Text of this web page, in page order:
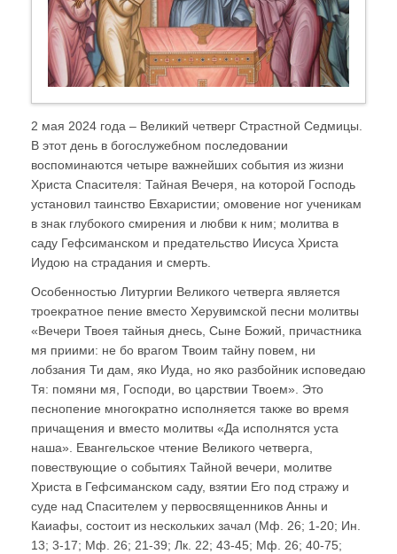
2 мая 2024 года – Великий четверг Страстной Седмицы.
В этот день в богослужебном последовании
воспоминаются четыре важнейших события из жизни
Христа Спасителя: Тайная Вечеря, на которой Господь
установил таинство Евхаристии; омовение ног ученикам
в знак глубокого смирения и любви к ним; молитва в
саду Гефсиманском и предательство Иисуса Христа
Иудою на страдания и смерть.
Особенностью Литургии Великого четверга является
троекратное пение вместо Херувимской песни молитвы
«Вечери Твоея тайныя днесь, Сыне Божий, причастника
мя приими: не бо врагом Твоим тайну повем, ни
лобзания Ти дам, яко Иуда, но яко разбойник исповедаю
Тя: помяни мя, Господи, во царствии Твоем». Это
песнопение многократно исполняется также во время
причащения и вместо молитвы «Да исполнятся уста
наша». Евангельское чтение Великого четверга,
повествующие о событиях Тайной вечери, молитве
Христа в Гефсиманском саду, взятии Его под стражу и
суде над Спасителем у первосвященников Анны и
Каиафы, состоит из нескольких зачал (Мф. 26; 1-20; Ин.
13; 3-17; Мф. 26; 21-39; Лк. 22; 43-45; Мф. 26; 40-75;